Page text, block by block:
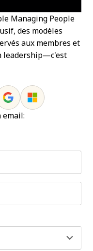
Managing People
des modèles
aux membres et
leadership—c'est
email: